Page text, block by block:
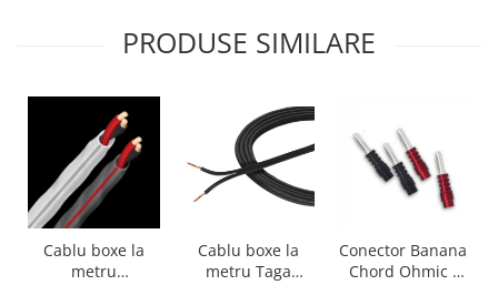
PRODUSE SIMILARE
Cablu boxe la
metru
Cablu boxe la
metru Taga
Conector Banana
Chord Ohmic -